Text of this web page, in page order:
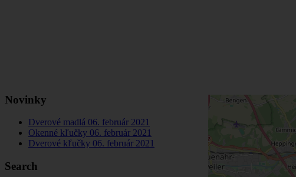
Novinky
Dverové madlá 06. február 2021
Okenné kľučky 06. február 2021
Dverové kľučky 06. február 2021
Search